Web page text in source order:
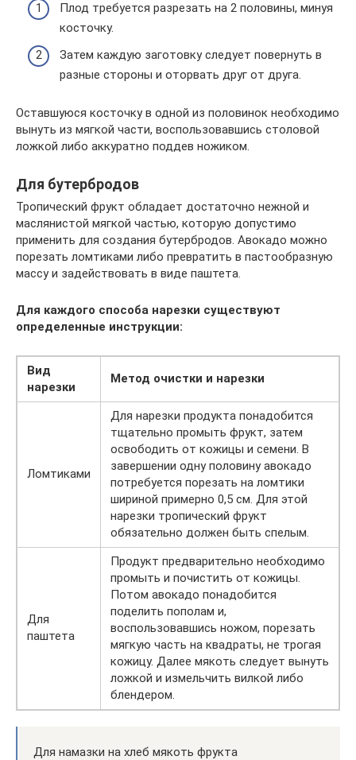
Плод требуется разрезать на 2 половины, минуя
косточку.
Затем каждую заготовку следует повернуть в
разные стороны и оторвать друг от друга.
Оставшуюся косточку в одной из половинок необходимо
вынуть из мягкой части, воспользовавшись столовой
ложкой либо аккуратно поддев ножиком.
Для бутербродов
Тропический фрукт обладает достаточно нежной и
маслянистой мягкой частью, которую допустимо
применить для создания бутербродов. Авокадо можно
порезать ломтиками либо превратить в пастообразную
массу и задействовать в виде паштета.
Для каждого способа нарезки существуют
определенные инструкции:
Вид
нарезки
Метод очистки и нарезки
Ломтиками
Для нарезки продукта понадобится
тщательно промыть фрукт, затем
освободить от кожицы и семени. В
завершении одну половину авокадо
потребуется порезать на ломтики
шириной примерно 0,5 см. Для этой
нарезки тропический фрукт
обязательно должен быть спелым.
Для
паштета
Продукт предварительно необходимо
промыть и почистить от кожицы.
Потом авокадо понадобится
поделить пополам и,
воспользовавшись ножом, порезать
мягкую часть на квадраты, не трогая
кожицу. Далее мякоть следует вынуть
ложкой и измельчить вилкой либо
блендером.
Для намазки на хлеб мякоть фрукта